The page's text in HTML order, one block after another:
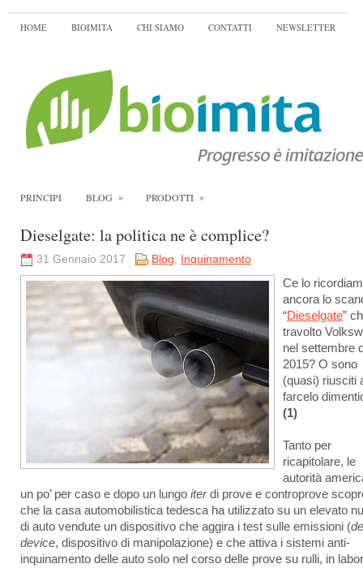
HOME BIOIMITA CHI SIAMO CONTATTI NEWSLETTER
PRINCIPI BLOG » PRODOTTI »
Dieselgate: la politica ne è complice?
31 Gennaio 2017 Blog, Inquinamento
Ce lo
ancora lo
“Dieselgate”
travolto
nel settembre
2015? O sono
(quasi) riusciti
farcelo
(1)
Tanto per
ricapitolare, le
autorità
un po’ per caso e dopo un lungo iterdi prove e controprove
che la casa automobilistica tedesca ha utilizzato su un elevato
di auto vendute un dispositivo che aggira i test sulle emissioni (
device, dispositivo di manipolazione) e che attiva i sistemi anti-
inquinamento delle auto solo nel corso delle prove su rulli, in